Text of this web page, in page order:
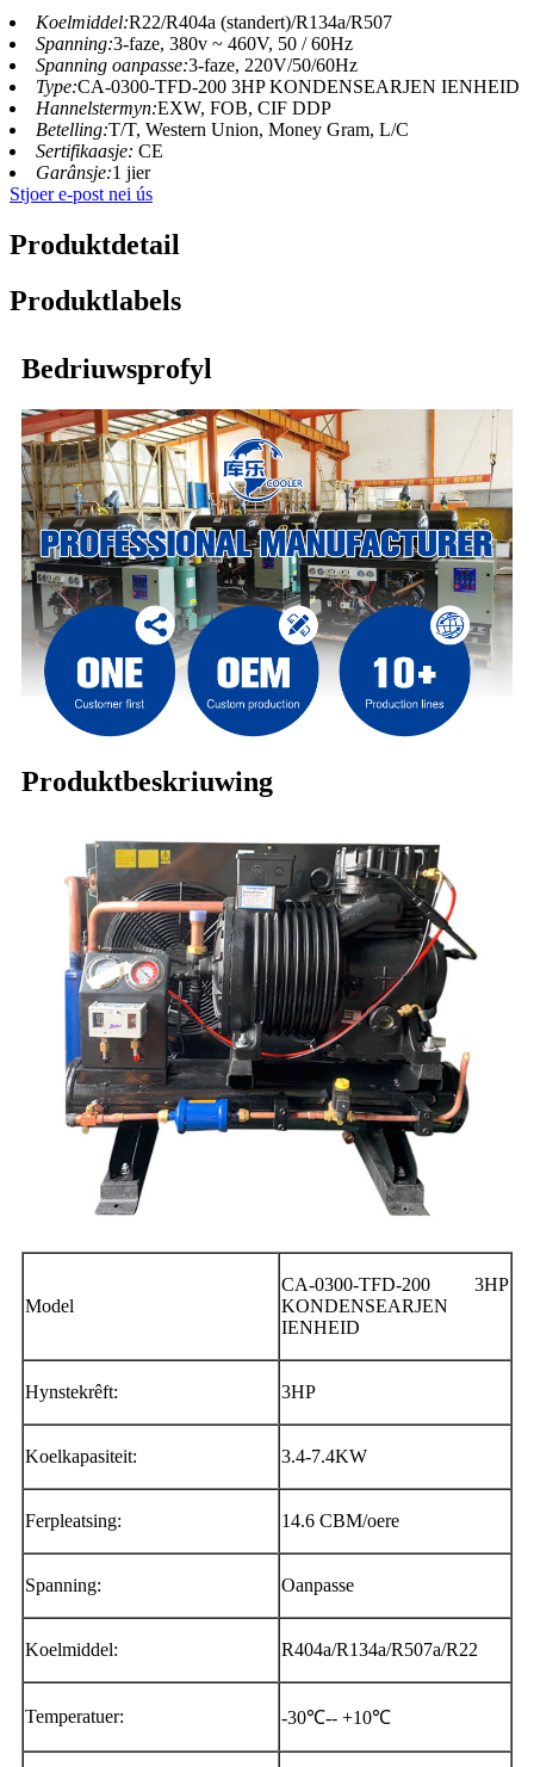
Koelmiddel:R22/R404a (standert)/R134a/R507
Spanning:3-faze, 380v ~ 460V, 50 / 60Hz
Spanning oanpasse:3-faze, 220V/50/60Hz
Type:CA-0300-TFD-200 3HP KONDENSEARJEN IENHEID
Hannelstermyn:EXW, FOB, CIF DDP
Betelling:T/T, Western Union, Money Gram, L/C
Sertifikaasje: CE
Garânsje:1 jier
Stjoer e-post nei ús
Produktdetail
Produktlabels
Bedriuwsprofyl
Produktbeskriuwing
Model
CA-0300-TFD-200 3HP
KONDENSEARJEN
IENHEID
Hynstekrêft: 3HP
Koelkapasiteit: 3.4-7.4KW
Ferpleatsing: 14.6 CBM/oere
Spanning: Oanpasse
Koelmiddel: R404a/R134a/R507a/R22
Temperatuer: -30℃-- +10℃